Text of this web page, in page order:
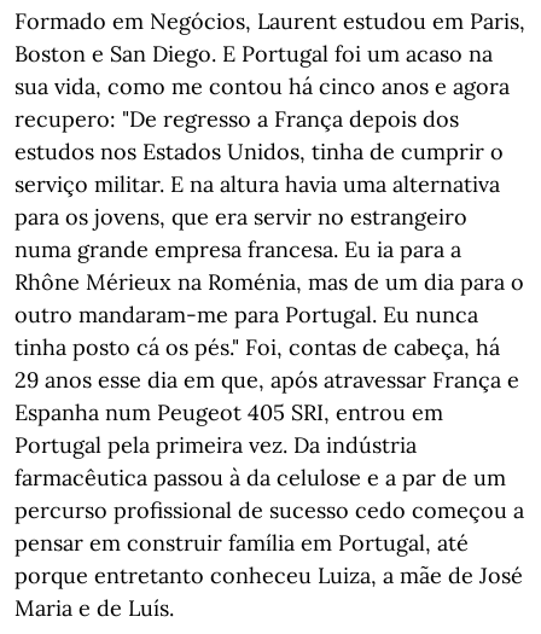
Formado em Negócios, Laurent estudou em Paris,
Boston e San Diego. E Portugal foi um acaso na
sua vida, como me contou há cinco anos e agora
recupero: "De regresso a França depois dos
estudos nos Estados Unidos, tinha de cumprir o
serviço militar. E na altura havia uma alternativa
para os jovens, que era servir no estrangeiro
numa grande empresa francesa. Eu ia para a
Rhône Mérieux na Roménia, mas de um dia para o
outro mandaram-me para Portugal. Eu nunca
tinha posto cá os pés." Foi, contas de cabeça, há
29 anos esse dia em que, após atravessar França e
Espanha num Peugeot 405 SRI, entrou em
Portugal pela primeira vez. Da indústria
farmacêutica passou à da celulose e a par de um
percurso profissional de sucesso cedo começou a
pensar em construir família em Portugal, até
porque entretanto conheceu Luiza, a mãe de José
Maria e de Luís.